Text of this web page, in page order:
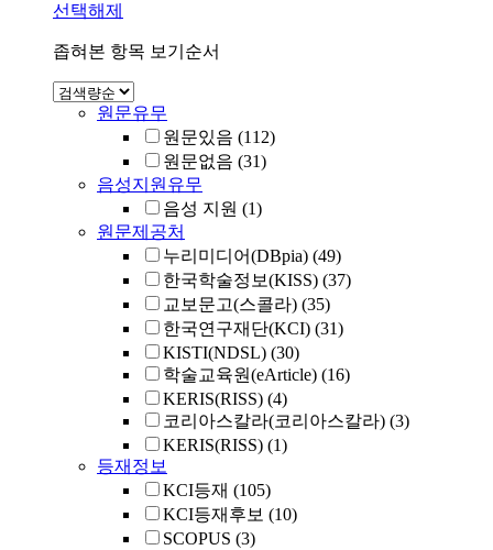
선택해제
좁혀본 항목 보기순서
원문유무
원문있음 (112)
원문없음 (31)
음성지원유무
음성 지원 (1)
원문제공처
누리미디어(DBpia) (49)
한국학술정보(KISS) (37)
교보문고(스콜라) (35)
한국연구재단(KCI) (31)
KISTI(NDSL) (30)
학술교육원(eArticle) (16)
KERIS(RISS) (4)
코리아스칼라(코리아스칼라) (3)
KERIS(RISS) (1)
등재정보
KCI등재 (105)
KCI등재후보 (10)
SCOPUS (3)